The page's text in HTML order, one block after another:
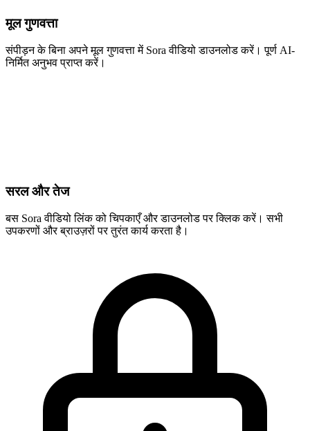
मूल गुणवत्ता
संपीड़न के बिना अपने मूल गुणवत्ता में Sora वीडियो डाउनलोड करें। पूर्ण AI-
निर्मित अनुभव प्राप्त करें।
सरल और तेज
बस Sora वीडियो लिंक को चिपकाएँ और डाउनलोड पर क्लिक करें। सभी
उपकरणों और ब्राउज़रों पर तुरंत कार्य करता है।